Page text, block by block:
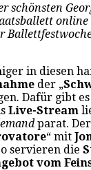
schönsten
online
in diesen
der „
Dafür gibt
Live-Stream
parat. Der
“ mit
servieren die
vom